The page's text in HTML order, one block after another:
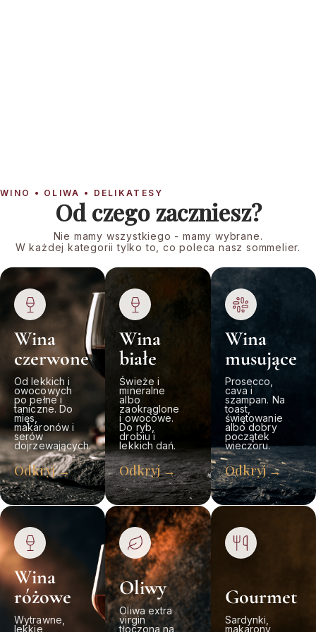
WINO • OLIWA • DELIKATESY
Od czego zaczniesz?
Nie mamy wszystkiego - mamy wybrane.
W każdej kategorii tylko to, co poleca nasz sommelier.
Wina
czerwone
Od lekkich i
owocowych
po pełne i
taniczne. Do
mięs,
makaronów i
serów
dojrzewających.
Odkryj →
Wina
białe
Świeże i
mineralne
albo
zaokrąglone
i owocowe.
Do ryb,
drobiu i
lekkich dań.
Odkryj →
Wina
musujące
Prosecco,
cava i
szampan. Na
toast,
świętowanie
albo dobry
początek
wieczoru.
Odkryj →
Wina
różowe
Wytrawne,
lekkie,
Oliwy
Oliwa extra
virgin
tłoczona na
Gourmet
Sardynki,
makarony,